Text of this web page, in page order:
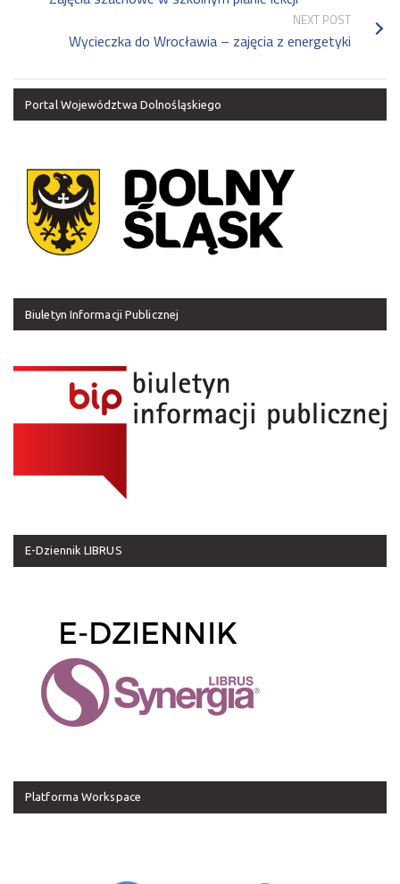
NEXT POST
Wycieczka do Wrocławia – zajęcia z energetyki
Portal Województwa Dolnośląskiego
Biuletyn Informacji Publicznej
E-Dziennik LIBRUS
Platforma Workspace